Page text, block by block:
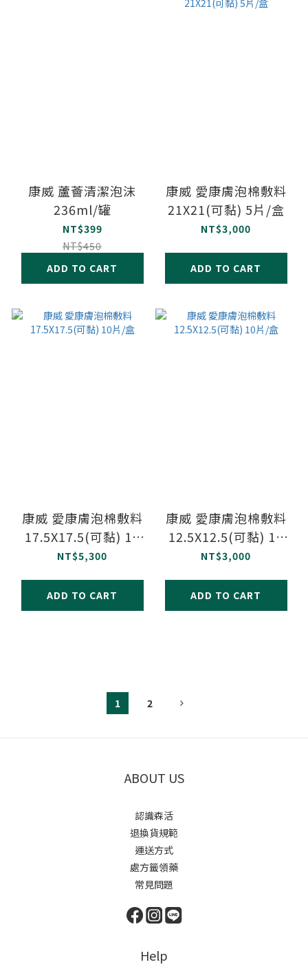
康威 蘆薈清潔泡沫
236ml/罐
NT$399
NT$450
ADD TO CART
康威 愛康膚泡棉敷料
21X21(可黏) 5片/盒
NT$3,000
ADD TO CART
康威 愛康膚泡棉敷料
17.5X17.5(可黏) 10
片/盒
NT$5,300
ADD TO CART
康威 愛康膚泡棉敷料
12.5X12.5(可黏) 10
片/盒
NT$3,000
ADD TO CART
1 2
ABOUT US
認識森活
退換貨規範
運送方式
處方籤領藥
常見問題
Help